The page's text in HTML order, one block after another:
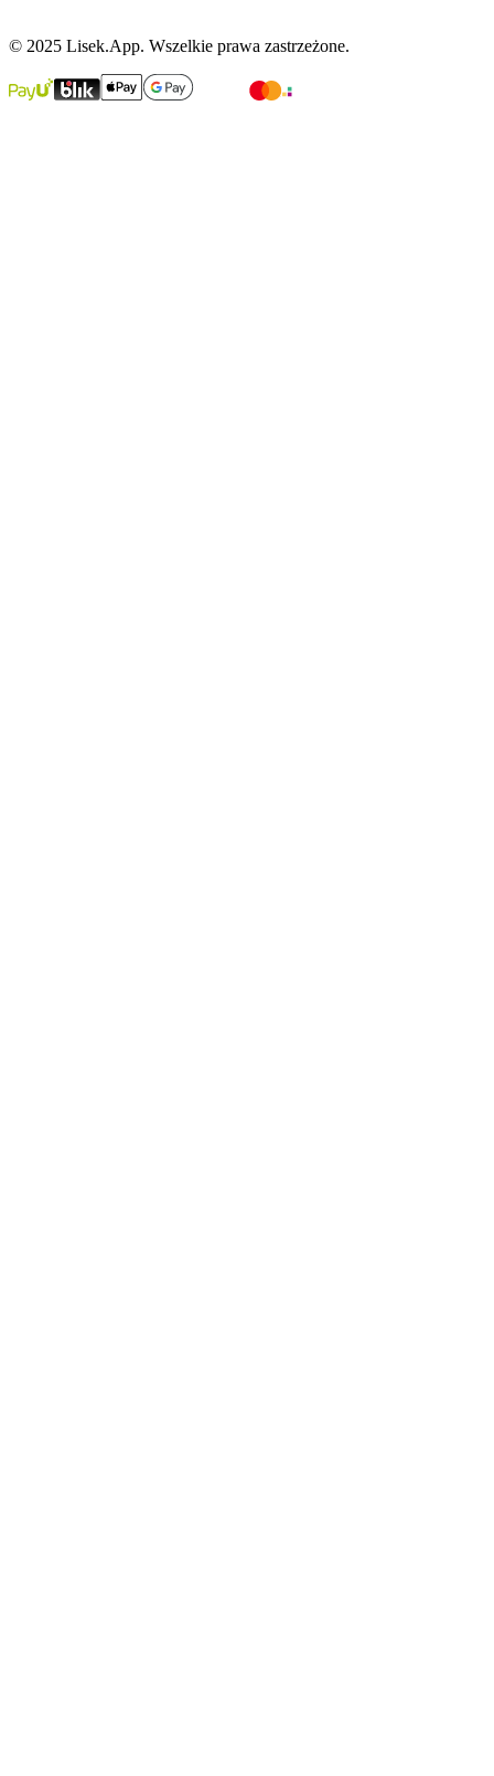
© 2025 Lisek.App. Wszelkie prawa zastrzeżone.